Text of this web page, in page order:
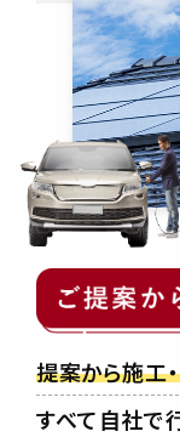
提案から施工
すべて自社で